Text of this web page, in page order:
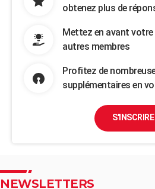
obtenez plus de
Mettez en avant
autres membres
Profitez de
supplémentaires en
S'INSCRIRE
NEWSLETTERS